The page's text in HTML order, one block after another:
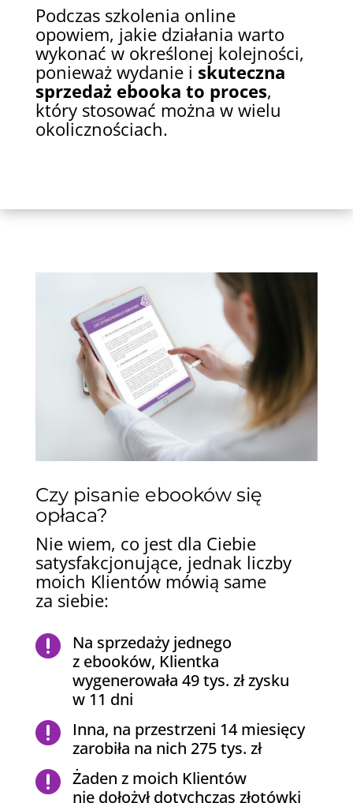
Podczas szkolenia online
opowiem, jakie działania warto
wykonać w określonej kolejności,
ponieważ wydanie i skuteczna
sprzedaż ebooka to proces,
który stosować można w wielu
okolicznościach.
Czy pisanie ebooków się
opłaca?
Nie wiem, co jest dla Ciebie
satysfakcjonujące, jednak liczby
moich Klientów mówią same
za siebie:

Na sprzedaży jednego
z ebooków, Klientka
wygenerowała 49 tys. zł zysku
w 11 dni

Inna, na przestrzeni 14 miesięcy
zarobiła na nich 275 tys. zł
 Żaden z moich Klientów
nie dołożył dotychczas złotówki